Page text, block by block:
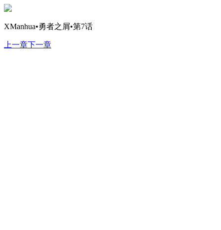
XManhua•勇者之屑•第7话
上一章下一章